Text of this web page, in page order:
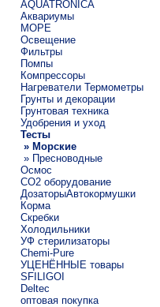
AQUATRONICA
Аквариумы
МОРЕ
Освещение
Фильтры
Помпы
Компрессоры
Нагреватели Термометры
Грунты и декорации
Грунтовая техника
Удобрения и уход
Тесты
» Морские
» Пресноводные
Осмос
CO2 оборудование
ДозаторыАвтокормушки
Корма
Скребки
Холодильники
УФ стерилизаторы
Chemi-Pure
УЦЕНЁННЫЕ товары
SFILIGOI
Deltec
оптовая покупка